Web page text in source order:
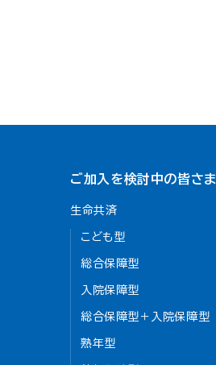
ご加入を検討中の皆さま
生命共済
こども型
総合保障型
入院保障型
総合保障型＋入院保障型
熟年型